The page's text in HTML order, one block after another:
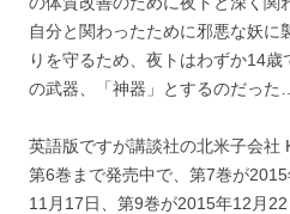
自分と関わったために邪悪な妖に
りを守るため、夜トはわずか14
の武器、「神器」とするのだった
英語版ですが講談社の北米子会社
第6巻まで発売中で、第7巻が
11月17日、第9巻が2015年12月